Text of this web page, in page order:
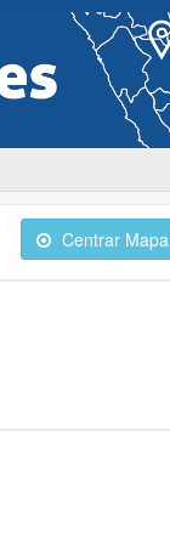
Centrar Mapa